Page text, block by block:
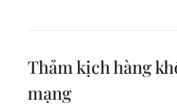
Thảm kịch hàng
mạng